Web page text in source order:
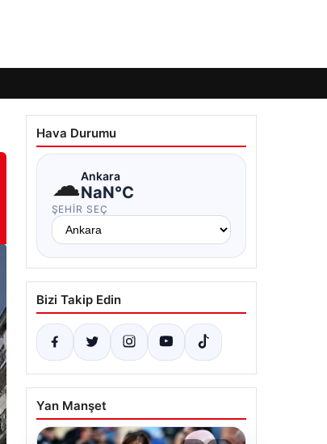
Hava Durumu
☁Ankara
NaN°C
ŞEHIR SEÇ
Bizi Takip Edin
Yan Manşet